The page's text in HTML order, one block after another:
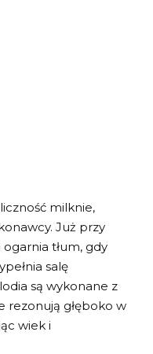
milknie,
Już przy
tłum, gdy
salę
są wykonane z
rezonują głęboko w
wiek i